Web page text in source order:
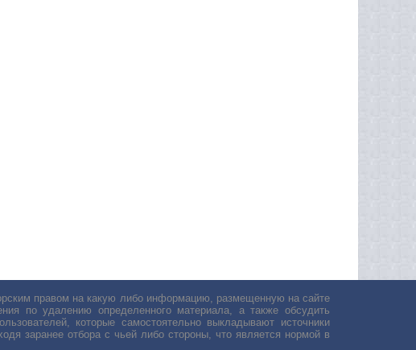
правом на какую либо информацию, размещенную на сайте
по удалению определенного материала, а также обсудить
которые самостоятельно выкладывают источники
заранее отбора с чьей либо стороны, что является нормой в